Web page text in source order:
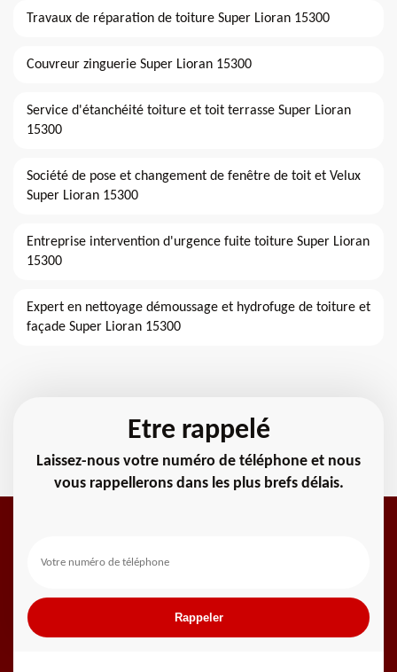
Travaux de réparation de toiture Super Lioran 15300
Couvreur zinguerie Super Lioran 15300
Service d'étanchéité toiture et toit terrasse Super Lioran
15300
Société de pose et changement de fenêtre de toit et Velux
Super Lioran 15300
Entreprise intervention d'urgence fuite toiture Super Lioran
15300
Expert en nettoyage démoussage et hydrofuge de toiture et
façade Super Lioran 15300
Etre rappelé
Laissez-nous votre numéro de téléphone et nous
vous rappellerons dans les plus brefs délais.